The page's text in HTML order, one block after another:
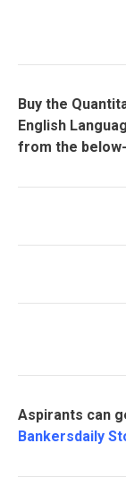
Buy the
English
from the
Aspirants can
Bankersdaily